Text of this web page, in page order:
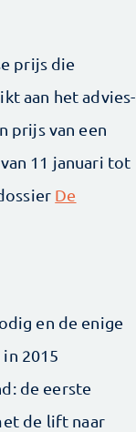
prijs die
aan het advies-
prijs van een
van 11 januari tot
De
en de enige
2015
de eerste
de lift naar